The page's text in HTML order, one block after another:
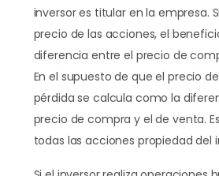
inversor es titular en la empresa.
precio de las acciones, el
diferencia entre el precio de
En el supuesto de que el precio
pérdida se calcula como la
precio de compra y el de venta.
todas las acciones propiedad del